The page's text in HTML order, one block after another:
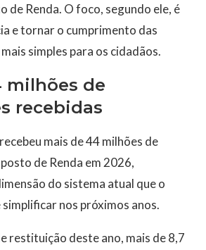
de Renda. O foco, segundo ele, é
e tornar o cumprimento das
simples para os cidadãos.
milhões de
recebidas
mais de 44 milhões de
de Renda em 2026,
do sistema atual que o
nos próximos anos.
restituição deste ano, mais de 8,7